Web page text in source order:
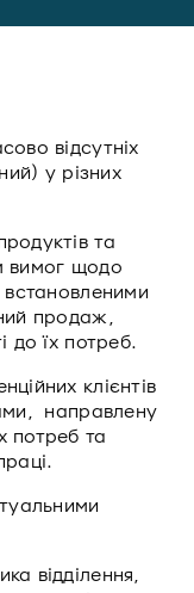
відсутніх
у різних
та
вимог щодо
встановленими
продаж,
до їх потреб.
клієнтів
направлену
потреб та
відділення,